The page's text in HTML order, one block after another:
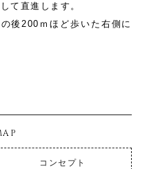
て直進します。
後200ｍほど歩いた右側に
コンセプト